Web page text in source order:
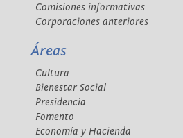
Comisiones informativas
Corporaciones anteriores
Áreas
Cultura
Bienestar Social
Presidencia
Fomento
Economía y Hacienda